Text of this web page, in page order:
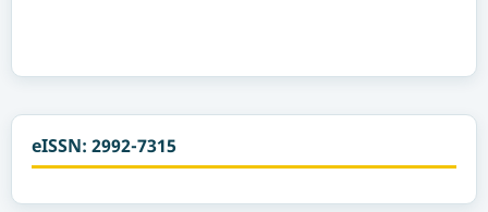
eISSN: 2992-7315